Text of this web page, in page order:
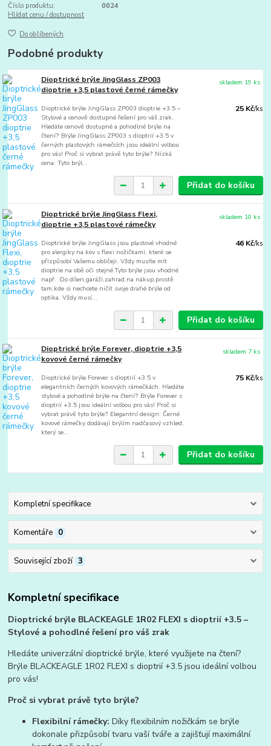
Číslo produktu:
0024
Hlídat cenu / dostupnost
Do oblíbených
Podobné produkty
Dioptrické brýle JingGlass ZP003
dioptrie +3,5 plastové černé rámečky
Dioptrické brýle JingGlass ZP003 dioptrie +3.5 –
Stylové a cenově dostupné řešení pro váš zrak.
Hledáte cenově dostupné a pohodlné brýle na
čtení? Brýle JingGlass ZP003 s dioptrií +3.5 v
černých plastových rámečcích jsou ideální volbou
pro vás! Proč si vybrat právě tyto brýle? Nízká
cena: Tyto brýl...
25 Kč/ks
skladem 19 ks
Přidat do košíku
Dioptrické brýle JingGlass Flexi,
dioptrie +3,5 plastové rámečky
Dioptrické brýle JingGlass jsou plastové vhodné
pro alergiky na kov s flexi nožičkami, které se
přizpůsobí Vašemu obličeji. Vždy musíte mít
dioptrie na obě oči stejné.Tyto brýle jsou vhodné
např. :Do dílen,garáží,zahrad,na nákup,prostě
tam,kde si nechcete ničit svoje drahé brýle od
optika. Vždy musí...
46 Kč/ks
skladem 10 ks
Přidat do košíku
Dioptrické brýle Forever, dioptrie +3,5
kovové černé rámečky
Dioptrické brýle Forever s dioptrií +3.5 v
elegantních černých kovových rámečkách. Hledáte
stylové a pohodlné brýle na čtení? Brýle Forever s
dioptrií +3.5 jsou ideální volbou pro vás! Proč si
vybrat právě tyto brýle? Elegantní design: Černé
kovové rámečky dodávají brýlím nadčasový vzhled,
který se...
75 Kč/ks
skladem 7 ks
Přidat do košíku
Kompletní specifikace
Komentáře 0
Související zboží 3
Kompletní specifikace
Dioptrické brýle BLACKEAGLE 1R02 FLEXI s dioptrií +3.5 –
Stylové a pohodlné řešení pro váš zrak
Hledáte univerzální dioptrické brýle, které využijete na čtení?
Brýle BLACKEAGLE 1R02 FLEXI s dioptrií +3.5 jsou ideální volbou
pro vás!
Proč si vybrat právě tyto brýle?
Flexibilní rámečky: Díky flexibilním nožičkám se brýle
dokonale přizpůsobí tvaru vaší tváře a zajišťují maximální